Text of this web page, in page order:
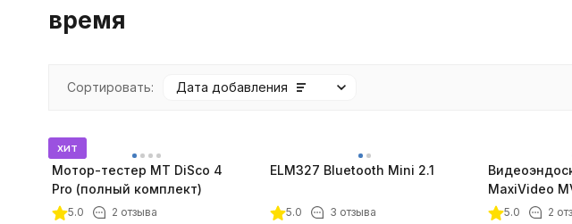
время
Сортировать: Дата добавления
хит
Мотор-тестер MT DiSco 4
Pro (полный комплект)
5.0 2 отзыва
ELM327 Bluetooth Mini 2.1
5.0 3 отзыва
MaxiVideo
5.0 2